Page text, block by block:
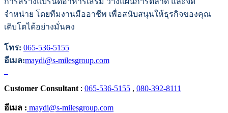
จำหน่าย โดยทีมงานมืออาชีพ เพื่อสนับสนุนให้ธุรกิจของคุณ
เติบโตได้อย่างมั่นคง
โทร: 065-536-5155
อีเมล:maydi@s-milesgroup.com
Customer Consultant : 065-536-5155 , 080-392-8111
อีเมล : maydi@s-milesgroup.com